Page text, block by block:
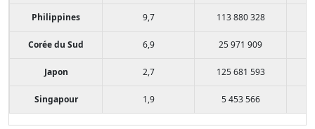
Philippines 9,7 113 880 328
Corée du Sud 6,9 25 971 909
Japon 2,7 125 681 593
Singapour 1,9 5 453 566